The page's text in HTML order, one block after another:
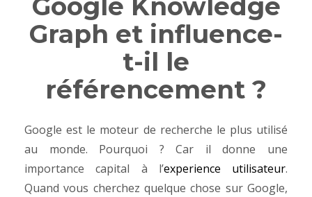
Google Knowledge
Graph et influence-
t-il le
référencement ?
Google est le moteur de recherche le plus utilisé
au monde. Pourquoi ? Car il donne une
importance capital à l’experience utilisateur.
Quand vous cherchez quelque chose sur Google,